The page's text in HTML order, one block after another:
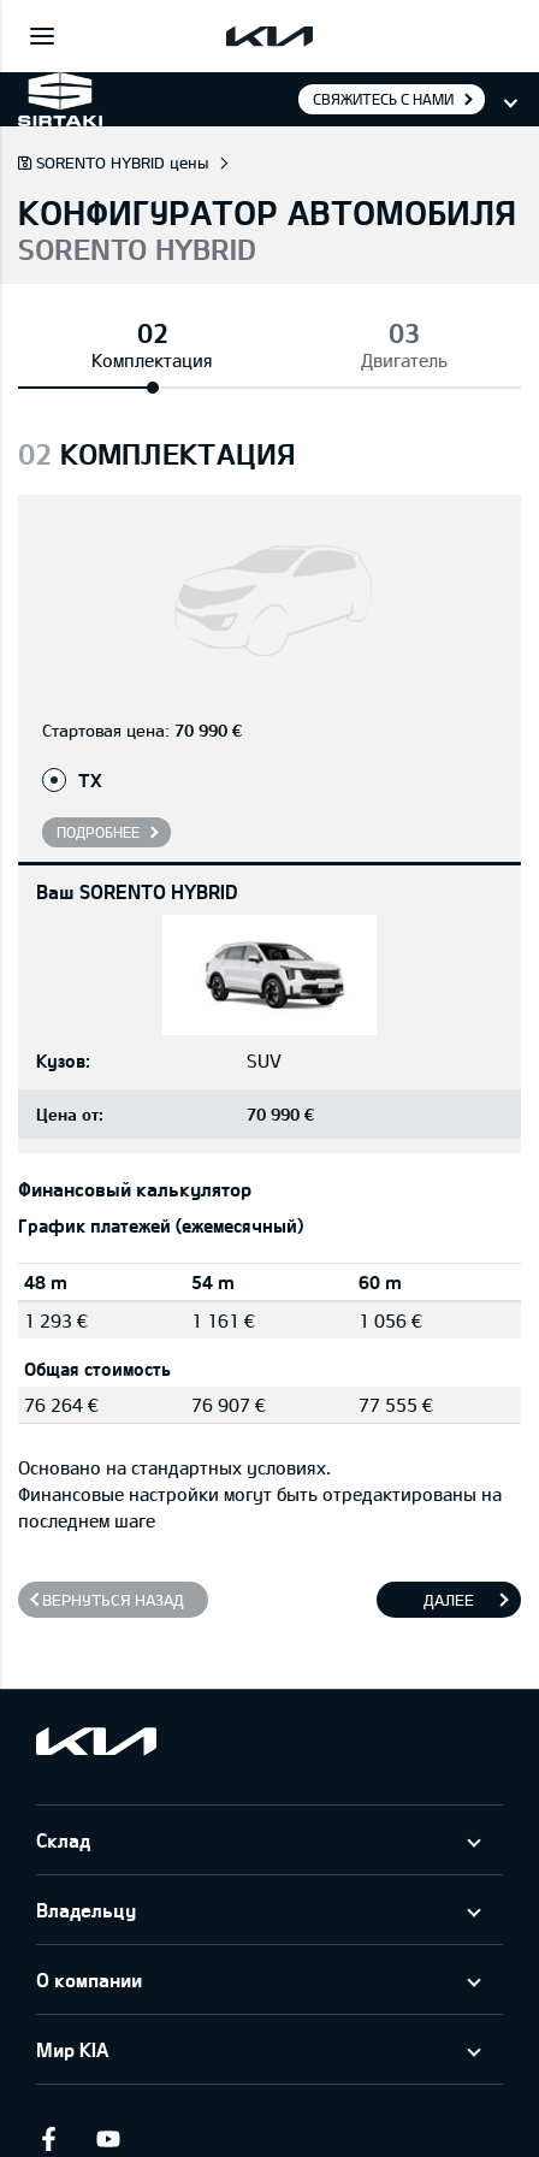
СВЯЖИТЕСЬ С НАМИ
SORENTO HYBRID цены
КОНФИГУРАТОР АВТОМОБИЛЯ
SORENTO HYBRID
Комплектация Двигатель
02 КОМПЛЕКТАЦИЯ
Стартовая цена: 70 990 €
TX
ПОДРОБНЕЕ
Ваш SORENTO HYBRID
Кузов: SUV
Цена от: 70 990 €
Финансовый калькулятор
График платежей (ежемесячный)
48 m 54 m
60 m
1 293 €
1 161 € 1 056 €
Общая стоимость
76 264 €
76 907 € 77 555 €
Основано на стандартных условиях.
Финансовые настройки могут быть отредактированы на
последнем шаге
ВЕРНУТЬСЯ НАЗАД ДАЛЕЕ
Склад
Владельцу
О компании
Мир KIA
Facebook